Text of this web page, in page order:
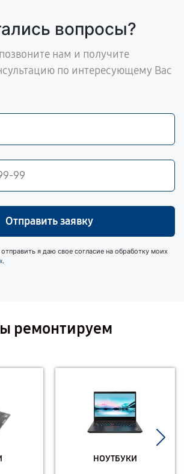
вопросы?
нам и получите
по интересующему Вас
Отправить заявку
я даю свое согласие на обработку моих
.
ремонтируем
НОУТБУКИ